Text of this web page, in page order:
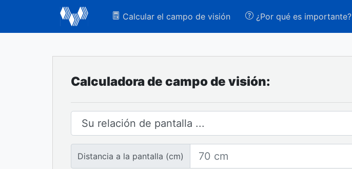
Calcular el campo de visión ¿Por qué es importante?
Calculadora de campo de visión:
Formato de pantalla
Distancia a la pantalla (cm)